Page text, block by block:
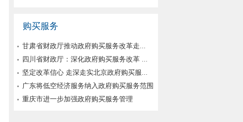
购买服务
甘肃省财政厅推动政府购买服务改革走...
四川省财政厅：深化政府购买服务改革 ...
坚定改革信心 走深走实北京政府购买服...
广东将低空经济服务纳入政府购买服务范围
重庆市进一步加强政府购买服务管理